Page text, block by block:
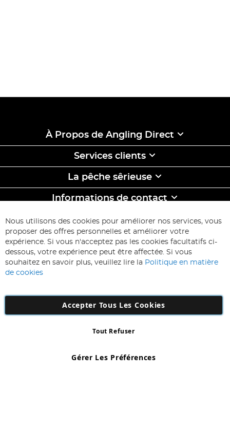
À Propos de Angling Direct
Services clients
La pêche sêrieuse
Informations de contact
ABONNEZ-VOUS & ECONOMISEZ
Inscription
à
d’information
:
Inscription
Number: 863029607
Nous utilisons des cookies pour améliorer nos services, vous
proposer des offres personnelles et améliorer votre
expérience. Si vous n'acceptez pas les cookies facultatifs ci-
dessous, votre expérience peut être affectée. Si vous
souhaitez en savoir plus, veuillez lire la Politique en matière
de cookies
Accepter Tous Les Cookies
Gérer Les Préférences
Tout Refuser